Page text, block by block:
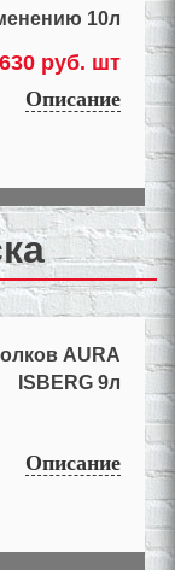
10л
630 руб. шт
Описание
AURA
ISBERG 9л
Описание